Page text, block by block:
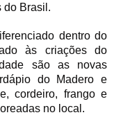
do Brasil.
dentro do
às criações do
são as novas
do Madero e
cordeiro, frango e
no local.